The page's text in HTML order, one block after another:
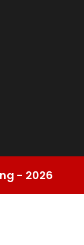
- 2026